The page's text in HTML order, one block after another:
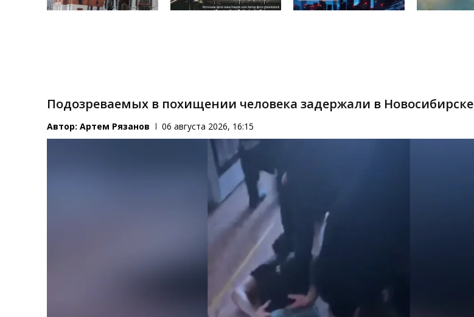
Подозреваемых в похищении человека задержали в Новосибирске
Автор:Артем Рязанов 06 августа 2026, 16:15